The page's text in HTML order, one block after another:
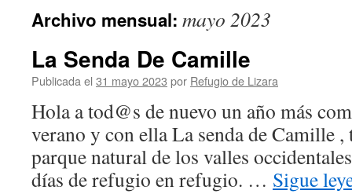
Archivo mensual: mayo 2023
La Senda De Camille
Publicada el 31 mayo 2023 por Refugio de Lizara
Hola a tod@s de nuevo un año más
verano y con ella La senda de Camille
parque natural de los valles
días de refugio en refugio. … Sigue